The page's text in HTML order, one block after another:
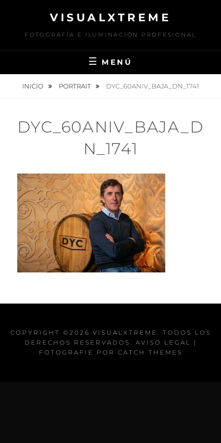
contenido
VISUALXTREME
FOTOGRAFÍA E ILUMINACIÓN PROFESIONAL
MENÚ
INICIO PORTRAIT DYC_60ANIV_BAJA_DN_1741
DYC_60ANIV_BAJA_D
N_1741
COPYRIGHT ©2026 VISUALXTREME . TODOS LOS
DERECHOS RESERVADOS. AVISO LEGAL
|
FOTOGRAFIE POR CATCH THEMES